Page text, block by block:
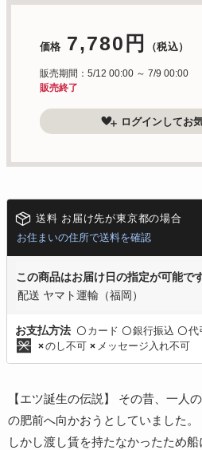
価格 7,780円 （税込）
販売期間：5/12 00:00 ～ 7/9 00:00
販売終了
ログインしてお
送料 お届け先が東京都の場合
お住まいの住所で送料を確認
この商品はお届け日の指定が可能で
配送 ヤマト運輸（福岡）
お支払方法 〇 カード 〇銀行振込 〇代
×のし不可 × メッセージ入れ不可
【エツ誕生の伝説】 その昔、一人
の肥前へ向かおうとしていました。
しかし渡し賃を持たなかったため